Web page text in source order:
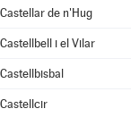
Castellar de n'Hug
Castellbell i el Vilar
Castellbisbal
Castellcir